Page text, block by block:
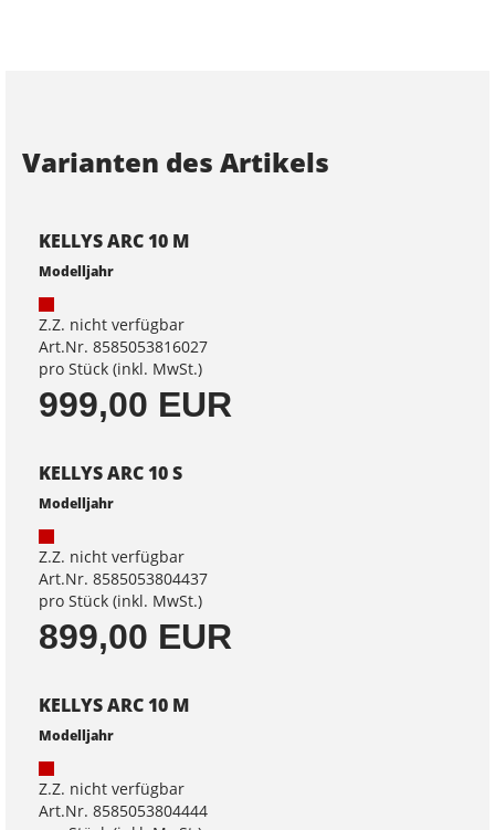
Varianten des Artikels
KELLYS ARC 10 M
Modelljahr
Z.Z. nicht verfügbar
Art.Nr. 8585053816027
pro Stück (inkl. MwSt.)
999,00 EUR
KELLYS ARC 10 S
Modelljahr
Z.Z. nicht verfügbar
Art.Nr. 8585053804437
pro Stück (inkl. MwSt.)
899,00 EUR
KELLYS ARC 10 M
Modelljahr
Z.Z. nicht verfügbar
Art.Nr. 8585053804444